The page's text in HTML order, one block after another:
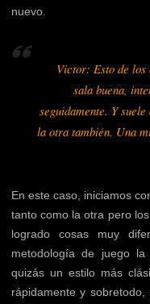
nuevo.
Victor: Esto de los
sala buena,
seguidamente. Y
la otra también. Una
En este caso, iniciamos
tanto como la otra pero
logrado cosas muy
metodología de juego
quizás un estilo más
rápidamente y